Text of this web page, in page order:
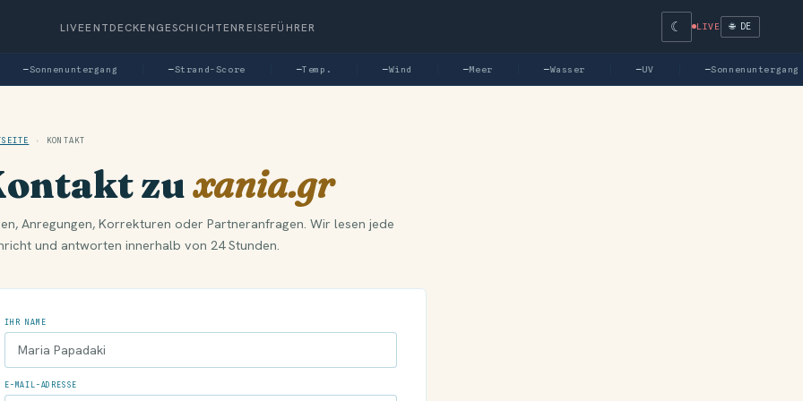
LIVE ENTDECKEN GESCHICHTEN REISEFÜHRER ☾ LIVE 🌐 DE
—Sonnenuntergang —Strand-Score Temp. —Wind —Meer —Wasser —UV Sonnenuntergang
› KONTAKT
zuxania.gr
Anregungen, Korrekturen oder Partneranfragen. Wir lesen jede
und antworten innerhalb von 24 Stunden.
IHR NAME
E-MAIL-ADRESSE